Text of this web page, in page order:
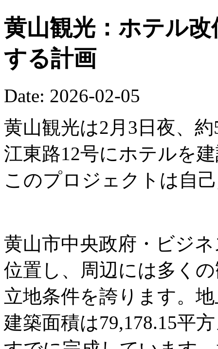
黄山観光：ホテル
する計画
Date: 2026-02-05
黄山観光は2月3日夜、
江東路12号にホテルを
このプロジェクトは自
黄山市中央政府・ビジ
位置し、周辺には多く
立地条件を誇ります。
建築面積は79,178.15平